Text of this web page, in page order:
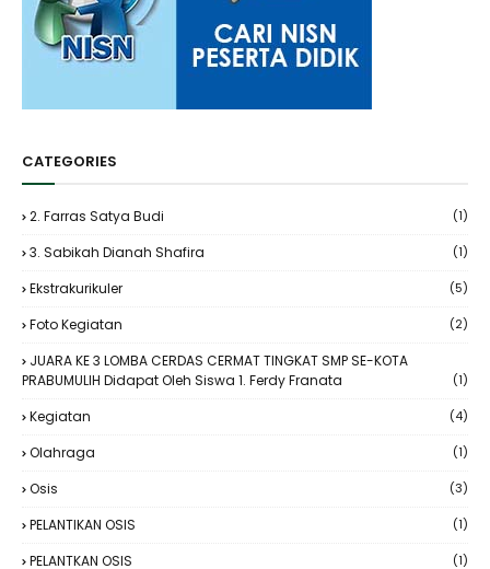
CATEGORIES
2. Farras Satya Budi (1)
3. Sabikah Dianah Shafira (1)
Ekstrakurikuler (5)
Foto Kegiatan (2)
JUARA KE 3 LOMBA CERDAS CERMAT TINGKAT SMP SE-KOTA
PRABUMULIH Didapat Oleh Siswa 1. Ferdy Franata
(1)
Kegiatan (4)
Olahraga (1)
Osis (3)
PELANTIKAN OSIS (1)
PELANTKAN OSIS (1)